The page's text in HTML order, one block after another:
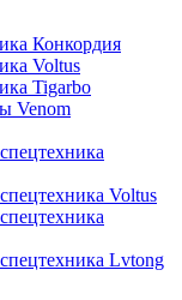
Конкордия
Voltus
Tigarbo
Venom
Voltus
Lvtong